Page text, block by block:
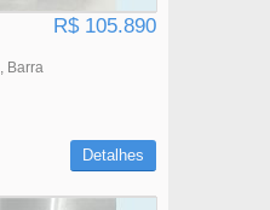
R$ 105.890
Barra
Detalhes